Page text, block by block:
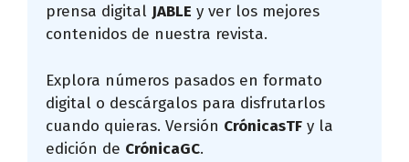
prensa digital JABLE y ver los mejores
contenidos de nuestra revista.
Explora números pasados en formato
digital o descárgalos para disfrutarlos
cuando quieras. Versión CrónicasTF y la
edición de CrónicaGC.